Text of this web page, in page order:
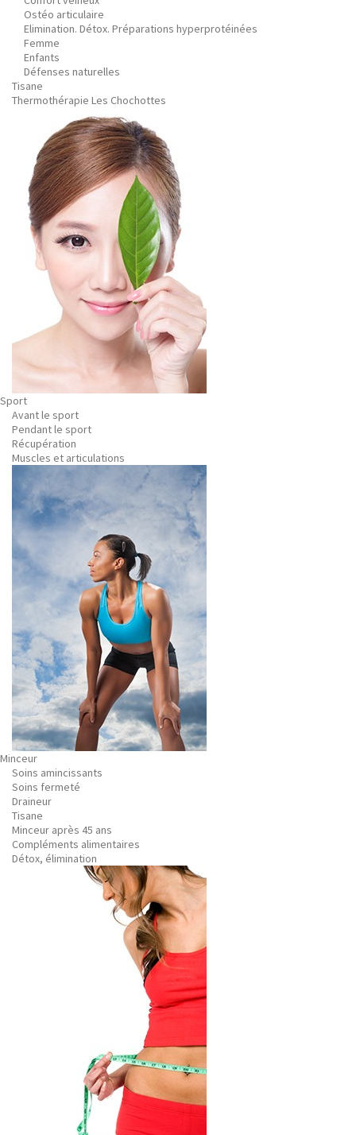
Ostéo articulaire
Elimination. Détox. Préparations hyperprotéinées
Femme
Enfants
Défenses naturelles
Tisane
Thermothérapie Les Chochottes
Sport
Avant le sport
Pendant le sport
Récupération
Muscles et articulations
Minceur
Soins amincissants
Soins fermeté
Draineur
Tisane
Minceur après 45 ans
Compléments alimentaires
Détox, élimination